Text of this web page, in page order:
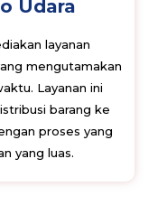
Udara
layanan
mengutamakan
Layanan ini
barang ke
proses yang
yang luas.